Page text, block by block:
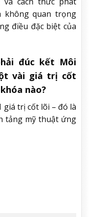
không quan trọng
điều đặc biệt của
đúc kết Môi
vài giá trị cốt
nào?
giá trị cốt lõi – đó là
tảng mỹ thuật ứng